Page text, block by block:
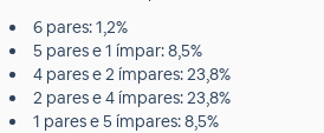
6 pares: 1,2%
5 pares e 1 ímpar: 8,5%
4 pares e 2 ímpares: 23,8%
2 pares e 4 ímpares: 23,8%
1 pares e 5 ímpares: 8,5%